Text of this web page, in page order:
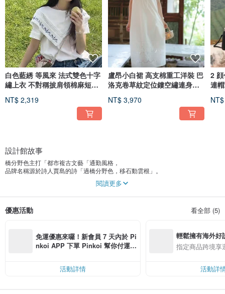
白色藍綉 等風來 法式雙色十字
繡上衣 不對稱披肩領棉麻短袖
NT$ 2,319
盧昂小白裙 高支棉重工洋裝 巴
洛克卷草紋定位鏤空繡連身長
NT$ 3,970
2
連
設計館故事
橋分野色主打「都市複古文藝「通勤風格，
品牌名稱源於詩人賈島的詩「過橋分野色，移石動雲根」。
希望提供給消費者能夠更好融入日常生活的複古單品，
通過幹淨簡潔的廓形線條結合細膩心動的設計細節，
閱讀更多
優惠活動 看全部 (5)
免運優惠來囉！新會員 7 天內於 Pi
nkoi APP 下單 Pinkoi 幫你付運
活動詳情
輕鬆擁有海外好
指定商品跨境享
活動詳